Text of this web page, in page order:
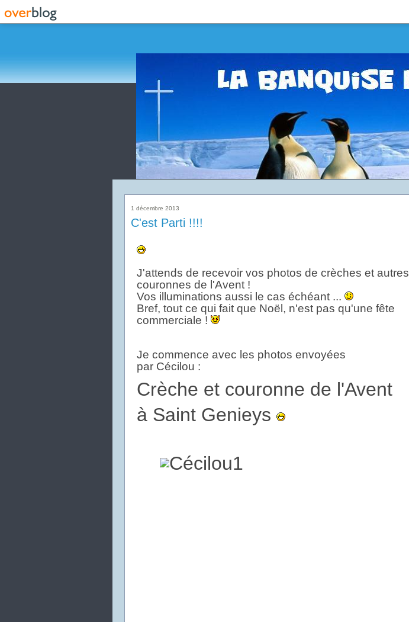
1 décembre 2013
C'est Parti !!!!
J'attends de recevoir vos photos de crèches et autres
couronnes de l'Avent !
Vos illuminations aussi le cas échéant ...
Bref, tout ce qui fait que Noël, n'est pas qu'une fête
commerciale !
Je commence avec les photos envoyées
par Cécilou :
Crèche et couronne de l'Avent
à Saint Genieys